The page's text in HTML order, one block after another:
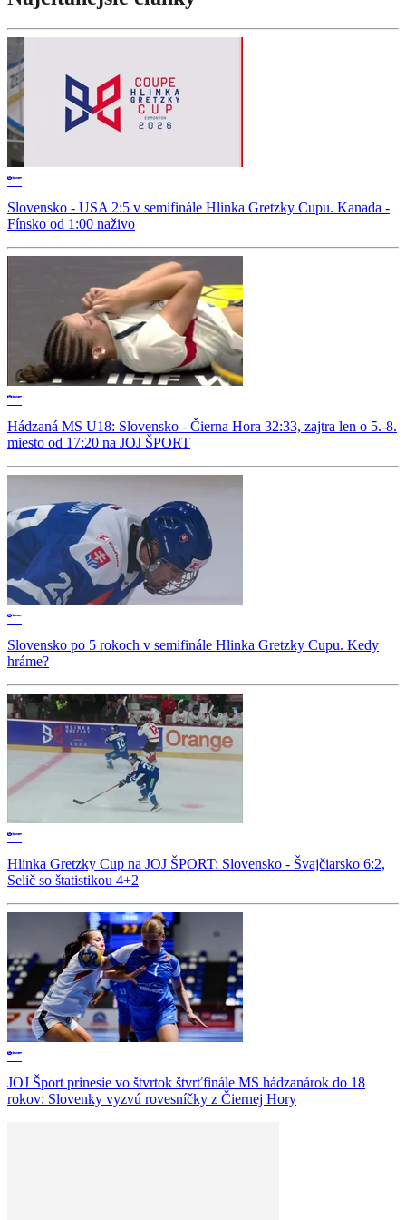
Slovensko - USA 2:5 v semifinále Hlinka Gretzky Cupu. Kanada -
Fínsko od 1:00 naživo
Hádzaná MS U18: Slovensko - Čierna Hora 32:33, zajtra len o 5.-8.
miesto od 17:20 na JOJ ŠPORT
Slovensko po 5 rokoch v semifinále Hlinka Gretzky Cupu. Kedy
hráme?
Hlinka Gretzky Cup na JOJ ŠPORT: Slovensko - Švajčiarsko 6:2,
Selič so štatistikou 4+2
JOJ Šport prinesie vo štvrtok štvrťfinále MS hádzanárok do 18
rokov: Slovenky vyzvú rovesníčky z Čiernej Hory